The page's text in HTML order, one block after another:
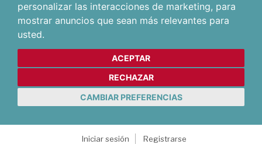
personalizar las interacciones de marketing, para
mostrar anuncios que sean más relevantes para
usted.
ACEPTAR
RECHAZAR
CAMBIAR PREFERENCIAS
Iniciar sesión
Registrarse